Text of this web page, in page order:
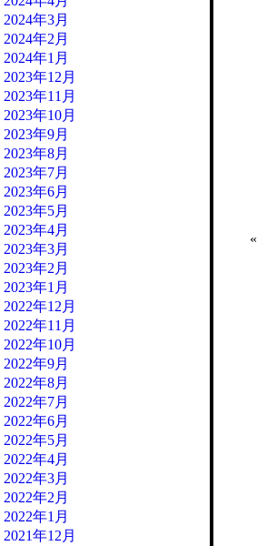
«
2024年3月
2024年2月
2024年1月
2023年12月
2023年11月
2023年10月
2023年9月
2023年8月
2023年7月
2023年6月
2023年5月
2023年4月
2023年3月
2023年2月
2023年1月
2022年12月
2022年11月
2022年10月
2022年9月
2022年8月
2022年7月
2022年6月
2022年5月
2022年4月
2022年3月
2022年2月
2022年1月
2021年12月